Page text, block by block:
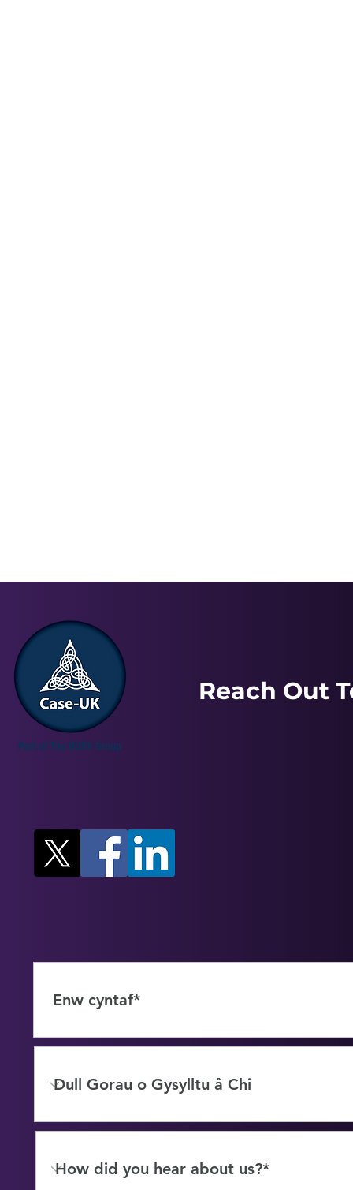
Reach Out